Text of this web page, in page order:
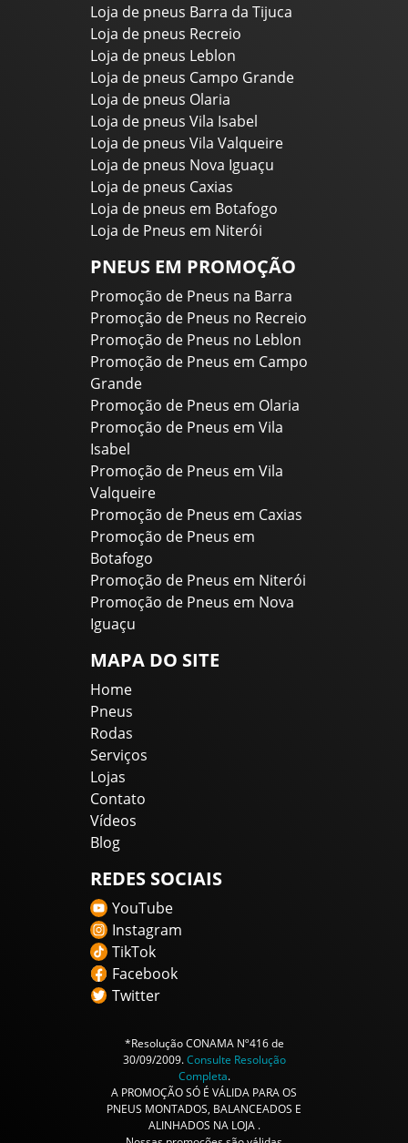
Loja de pneus Barra da Tijuca
Loja de pneus Recreio
Loja de pneus Leblon
Loja de pneus Campo Grande
Loja de pneus Olaria
Loja de pneus Vila Isabel
Loja de pneus Vila Valqueire
Loja de pneus Nova Iguaçu
Loja de pneus Caxias
Loja de pneus em Botafogo
Loja de Pneus em Niterói
PNEUS EM PROMOÇÃO
Promoção de Pneus na Barra
Promoção de Pneus no Recreio
Promoção de Pneus no Leblon
Promoção de Pneus em Campo
Grande
Promoção de Pneus em Olaria
Promoção de Pneus em Vila
Isabel
Promoção de Pneus em Vila
Valqueire
Promoção de Pneus em Caxias
Promoção de Pneus em
Botafogo
Promoção de Pneus em Niterói
Promoção de Pneus em Nova
Iguaçu
MAPA DO SITE
Home
Pneus
Rodas
Serviços
Lojas
Contato
Vídeos
Blog
REDES SOCIAIS
YouTube
Instagram
TikTok
Facebook
Twitter
*Resolução CONAMA Nº416 de
30/09/2009.Consulte Resolução
Completa.
A PROMOÇÃO SÓ É VÁLIDA PARA OS
PNEUS MONTADOS, BALANCEADOS E
ALINHADOS NA LOJA .